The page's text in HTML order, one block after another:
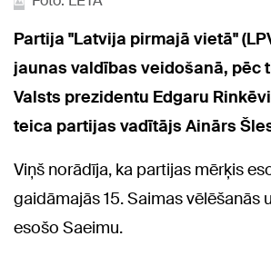
Partija "Latvija pirmajā vietā"
jaunas valdības veidošanā, pēc
Valsts prezidentu Edgaru
teica partijas vadītājs Ainārs
Viņš norādīja, ka partijas mērķis
gaidāmajās 15. Saimas vēlēšanās
esošo Saeimu.